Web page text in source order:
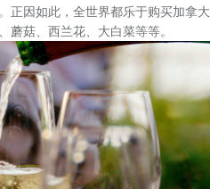
正因如此，全世界都乐于购买加拿
菇、西兰花、大白菜等等。